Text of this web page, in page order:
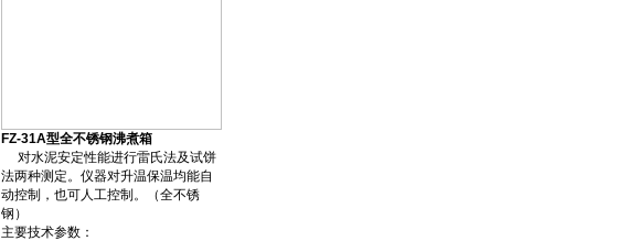
FZ-31A型全不锈钢沸煮箱
对水泥安定性能进行雷氏法及试饼
法两种测定。仪器对升温保温均能自
动控制，也可人工控制。（全不锈
钢）
主要技术参数：